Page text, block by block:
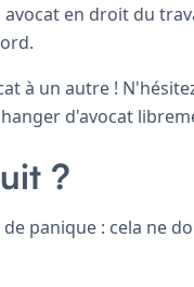
en droit du
à un autre !
d'avocat
?
panique : cela ne